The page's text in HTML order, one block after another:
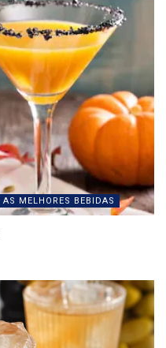
MELHORES BEBIDAS